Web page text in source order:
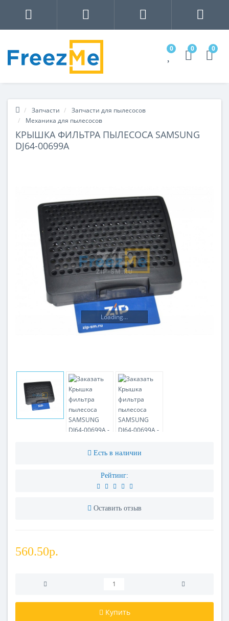
0 0 0
Запчасти
Запчасти для пылесосов
Механика для пылесосов
КРЫШКА ФИЛЬТРА ПЫЛЕСОСА SAMSUNG
DJ64-00699A
Loading...
Есть в наличии
Рейтинг:
Оставить отзыв
560.50р.
Купить